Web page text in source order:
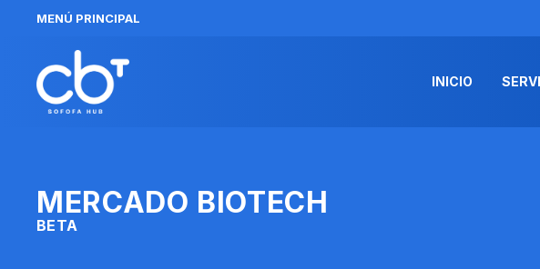
MENÚ PRINCIPAL
INICIO
MERCADO BIOTECH
BETA